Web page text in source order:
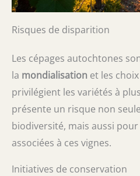
Risques de disparition
Les cépages autochtones
la mondialisation et les
privilégient les variétés à
présente un risque non
biodiversité, mais aussi
associées à ces vignes.
Initiatives de conservation